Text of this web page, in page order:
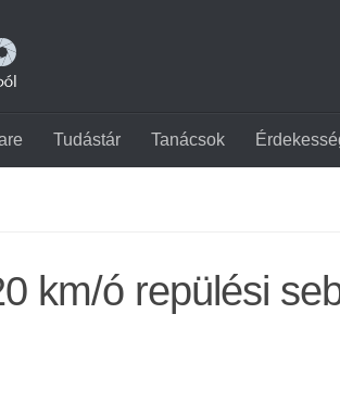
Tudástár Tanácsok
km/ó repülési